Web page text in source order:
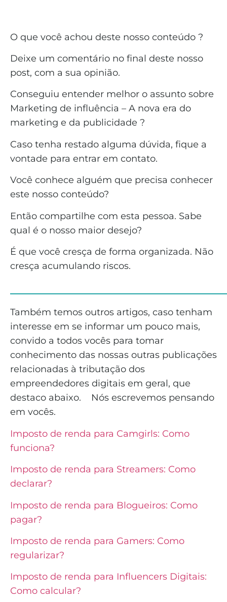
O que você achou deste nosso conteúdo ?
Deixe um comentário no final deste nosso
post, com a sua opinião.
Conseguiu entender melhor o assunto sobre
Marketing de influência – A nova era do
marketing e da publicidade ?
Caso tenha restado alguma dúvida, fique a
vontade para entrar em contato.
Você conhece alguém que precisa conhecer
este nosso conteúdo?
Então compartilhe com esta pessoa. Sabe
qual é o nosso maior desejo?
É que você cresça de forma organizada. Não
cresça acumulando riscos.
Também temos outros artigos, caso tenham
interesse em se informar um pouco mais,
convido a todos vocês para tomar
conhecimento das nossas outras publicações
relacionadas à tributação dos
empreendedores digitais em geral, que
destaco abaixo.
Nós escrevemos pensando
em vocês.
Imposto de renda para Camgirls: Como
funciona?
Imposto de renda para Streamers: Como
declarar?
Imposto de renda para Blogueiros: Como
pagar?
Imposto de renda para Gamers: Como
regularizar?
Imposto de renda para Influencers Digitais:
Como calcular?